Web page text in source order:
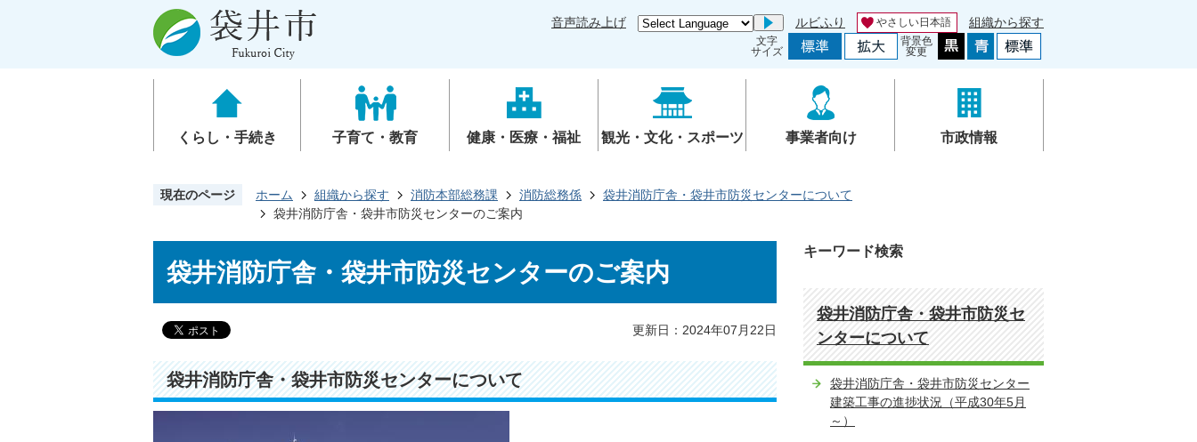
音声読み上げ Go ルビふり やさしい日本語 組織から探す
文字
サイズ
背景色
変更
くらし・手続き 子育て・教育 健康・医療・福祉 観光・文化・スポーツ 事業者向け 市政情報
現在のページ ホーム 組織から探す 消防本部総務課 消防総務係
袋井消防庁舎・袋井市防災センターについて
袋井消防庁舎・袋井市防災センターのご案内
袋井消防庁舎・袋井市防災センターのご案内
更新日：2024年07月22日
袋井消防庁舎・袋井市防災センターについて
キーワード検索
袋井消防庁舎・袋井市防災セ
ンターについて
袋井消防庁舎・袋井市防災センター
建築工事の進捗状況（平成30年5月
～）